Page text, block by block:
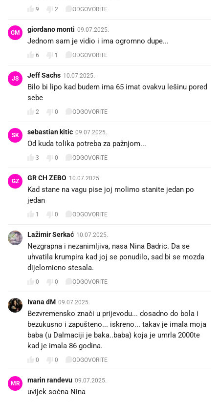
9 2 ODGOVORITE
GM giordano monti 09.07.2025.
Jednom sam je vidio i ima ogromno dupe...
6 1 ODGOVORITE
JS Jeff Sachs 10.07.2025.
Bilo bi lipo kad budem ima 65 imat ovakvu lešinu pored
sebe
2 0 ODGOVORITE
SK sebastian kitic 09.07.2025.
Od kuda tolika potreba za pažnjom...
3 0 ODGOVORITE
GZ GR CH ZEBO 10.07.2025.
Kad stane na vagu pise joj molimo stanite jedan po
jedan
1 0 ODGOVORITE
Lažimir Serkać 10.07.2025.
Nezgrapna i nezanimljiva, nasa Nina Badric. Da se
uhvatila krumpira kad joj se ponudilo, sad bi se mozda
dijelomicno stesala.
0 0 ODGOVORITE
Ivana dM 09.07.2025.
Bezvremensko znači u prijevodu... dosadno do bola i
bezukusno i zapušteno... iskreno... takav je imala moja
baba (u Dalmaciji je baka..baba) koja je umrla 2000te
kad je imala 86 godina.
0 0 ODGOVORITE
MR marin randevu 09.07.2025.
uvijek soćna Nina